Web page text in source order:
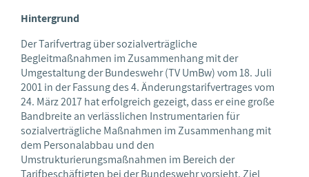
Hintergrund
Der Tarifvertrag über sozialverträgliche
Begleitmaßnahmen im Zusammenhang mit der
Umgestaltung der Bundeswehr (TV UmBw) vom 18. Juli
2001 in der Fassung des 4. Änderungstarifvertrages vom
24. März 2017 hat erfolgreich gezeigt, dass er eine große
Bandbreite an verlässlichen Instrumentarien für
sozialverträgliche Maßnahmen im Zusammenhang mit
dem Personalabbau und den
Umstrukturierungsmaßnahmen im Bereich der
Tarifbeschäftigten bei der Bundeswehr vorsieht. Ziel